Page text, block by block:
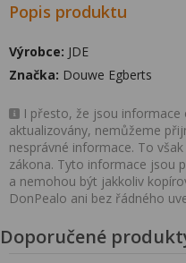
Popis produktu
Výrobce: JDE
Značka: Douwe Egberts
I přesto, že jsou informace
aktualizovány, nemůžeme
nesprávné informace. To
zákona. Tyto informace jsou
a nemohou být jakkoliv
DonPealo ani bez řádného
Doporučené